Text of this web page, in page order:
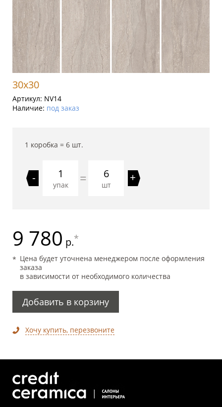
30x30
Артикул: NV14
Наличие: под заказ
1 коробка = 6 шт.
-
упак = 6
шт
+
9 780 р.*
Цена будет уточнена менеджером после оформления
заказа
в зависимости от необходимого количества
Добавить в корзину
Хочу купить, перезвоните